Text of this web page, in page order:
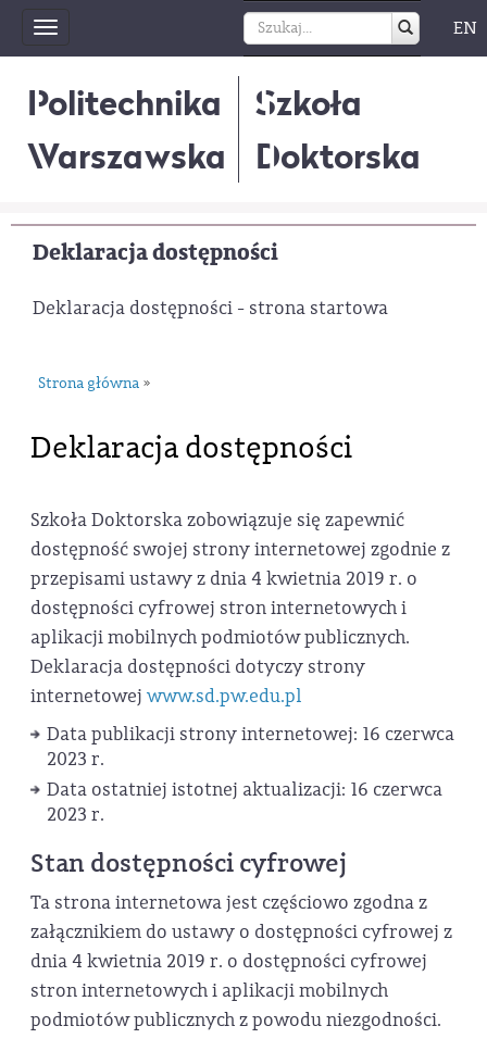
Toggle
navigation
EN
Politechnika
Warszawska
Szkoła
Doktorska
Deklaracja dostępności
Deklaracja dostępności - strona startowa
Strona główna »
Deklaracja dostępności
Szkoła Doktorskazobowiązuje się zapewnić
dostępność swojej strony internetowej zgodnie z
przepisami ustawy z dnia 4 kwietnia 2019 r. o
dostępności cyfrowej stron internetowych i
aplikacji mobilnych podmiotów publicznych.
Deklaracja dostępności dotyczy strony
internetowej www.sd.pw.edu.pl
Data publikacji strony internetowej: 16 czerwca
2023 r.
Data ostatniej istotnej aktualizacji: 16 czerwca
2023 r.
Stan dostępności cyfrowej
Ta strona internetowa jest częściowo zgodna z
załącznikiem do ustawy o dostępności cyfrowej z
dnia 4 kwietnia 2019 r. o dostępności cyfrowej
stron internetowych i aplikacji mobilnych
podmiotów publicznych z powodu niezgodności.